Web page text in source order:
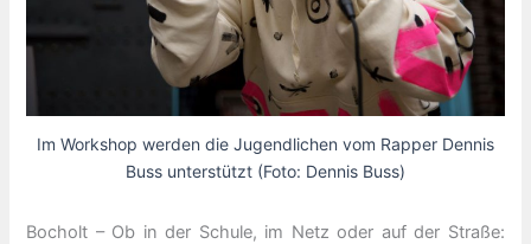
Im Workshop werden die Jugendlichen vom Rapper Dennis
Buss unterstützt (Foto: Dennis Buss)
Bocholt – Ob in der Schule, im Netz oder auf der Straße: